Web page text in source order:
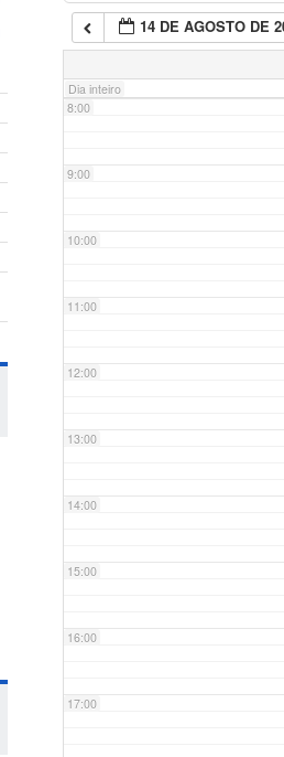
14 DE AGOSTO DE
Dia inteiro
7:00
8:00
9:00
10:00
11:00
12:00
13:00
14:00
15:00
16:00
17:00